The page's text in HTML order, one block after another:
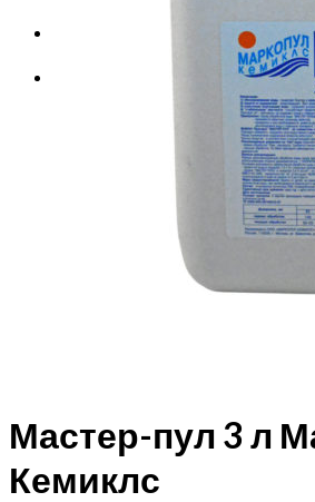
Мастер-пул 3 л
Кемиклс